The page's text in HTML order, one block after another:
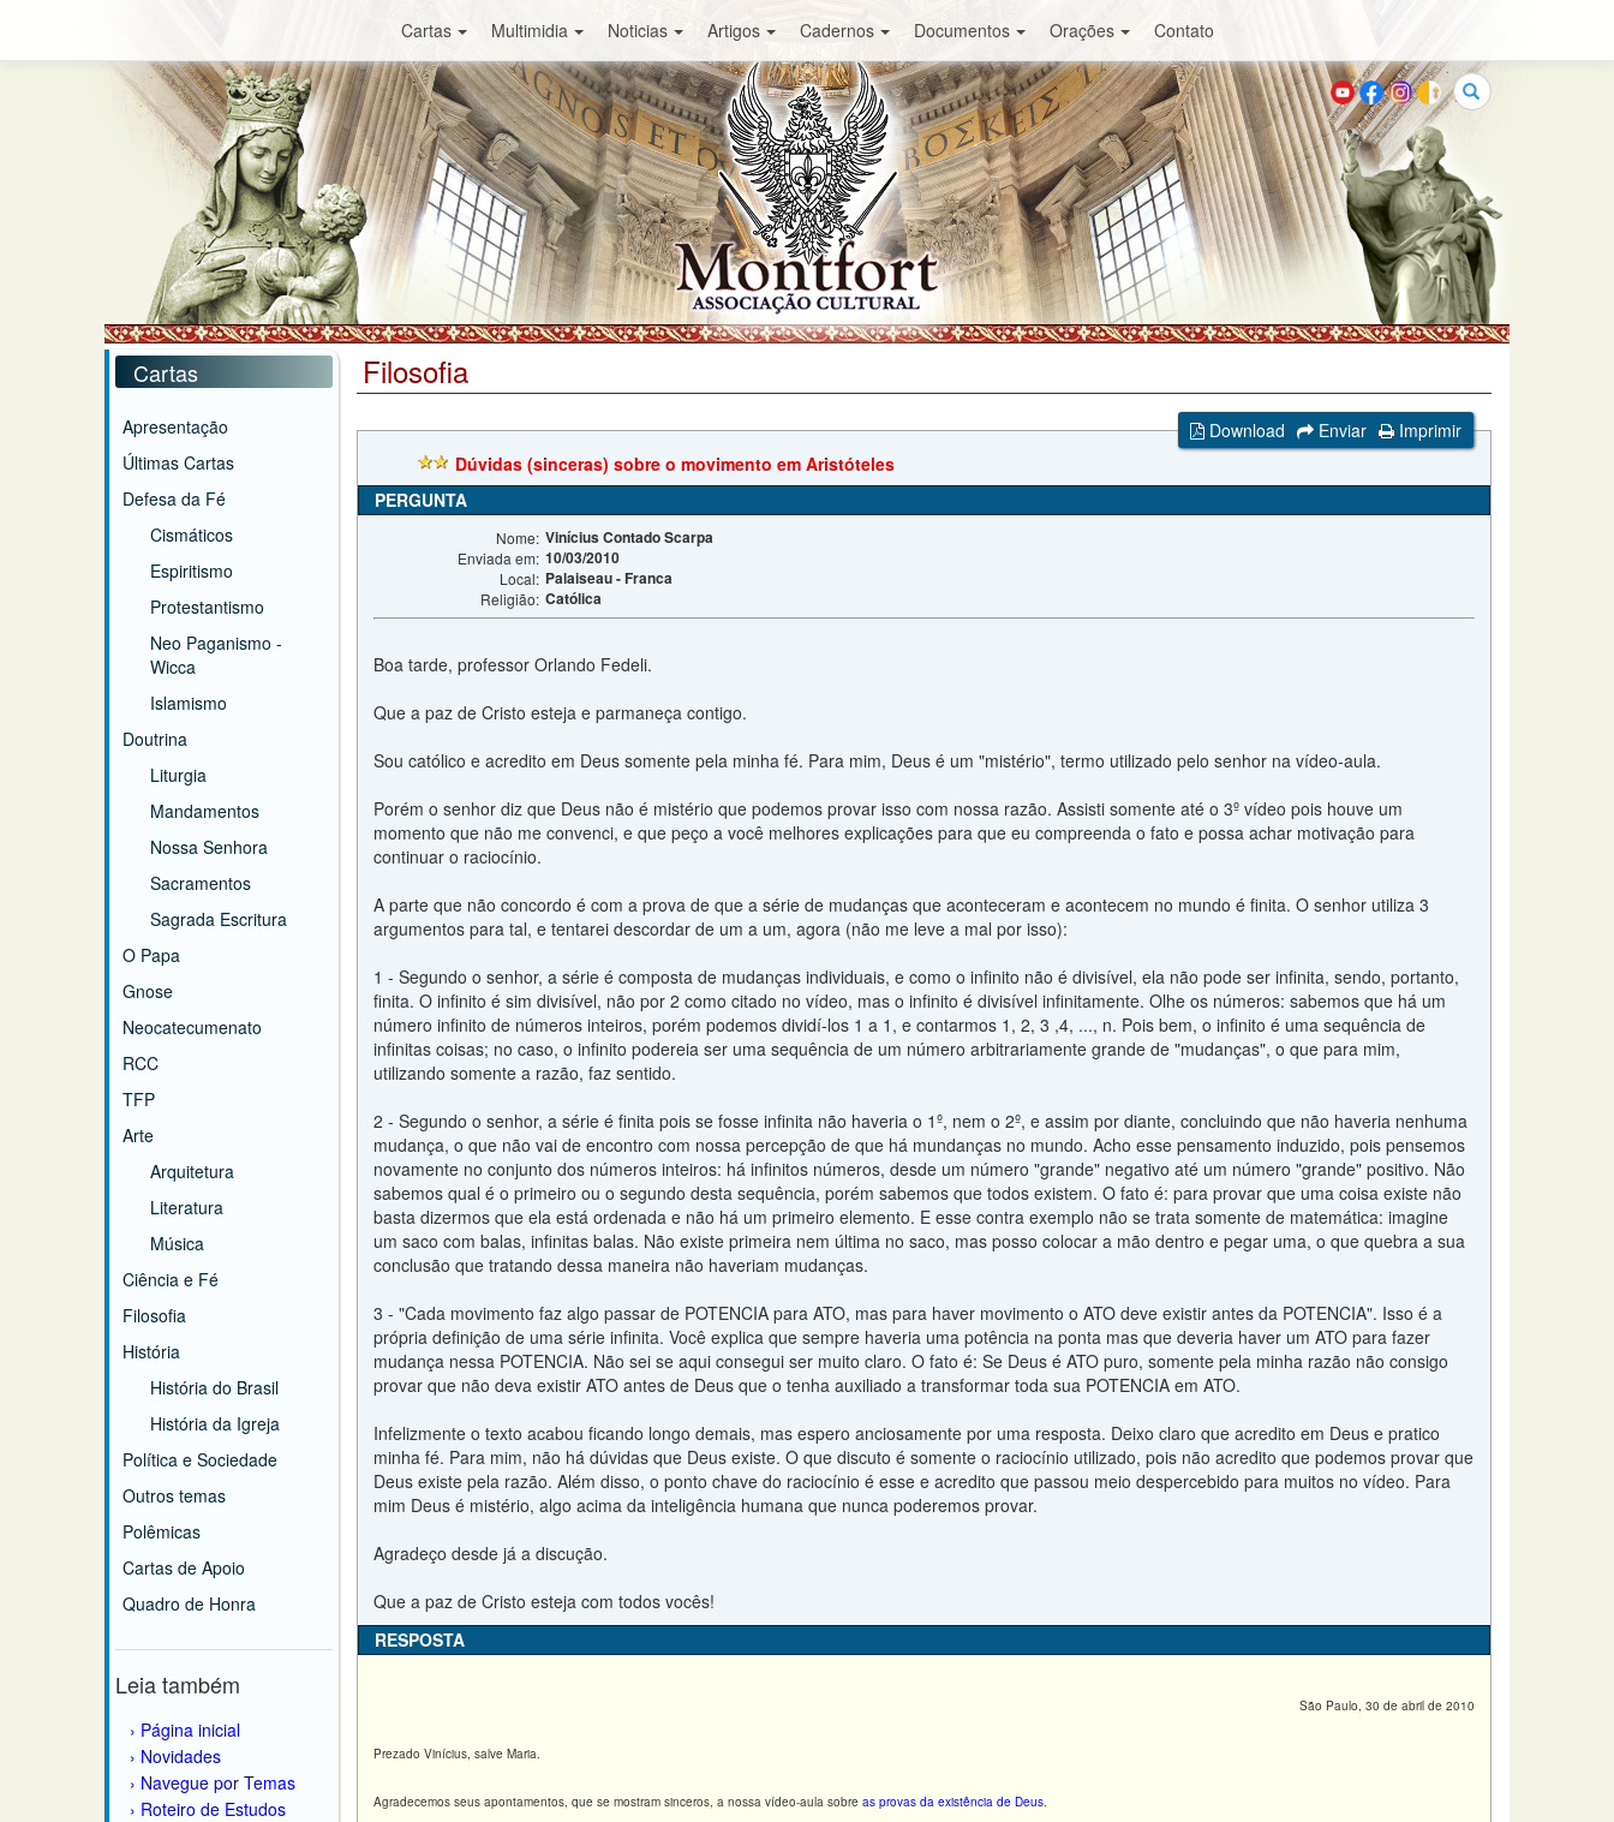
Cartas Multimidia Noticias Artigos Cadernos Documentos Orações Contato
Buscar
Cartas
Apresentação
Últimas Cartas
Defesa da Fé
Cismáticos
Espiritismo
Protestantismo
Neo Paganismo -
Wicca
Islamismo
Doutrina
Liturgia
Mandamentos
Nossa Senhora
Sacramentos
Sagrada Escritura
O Papa
Gnose
Neocatecumenato
RCC
TFP
Arte
Arquitetura
Literatura
Música
Ciência e Fé
Filosofia
História
História do Brasil
História da Igreja
Política e Sociedade
Outros temas
Polêmicas
Cartas de Apoio
Quadro de Honra
Leia também
Página inicial
Novidades
Navegue por Temas
Roteiro de Estudos
Filosofia
Download Enviar
Imprimir
Dúvidas (sinceras) sobre o movimento em Aristóteles
PERGUNTA
Nome: Vinícius Contado Scarpa
Enviada em: 10/03/2010
Local: Palaiseau - Franca
Religião: Católica
Boa tarde, professor Orlando Fedeli.
Que a paz de Cristo esteja e parmaneça contigo.
Sou católico e acredito em Deus somente pela minha fé. Para mim, Deus é um "mistério", termo utilizado pelo senhor na vídeo-aula.
Porém o senhor diz que Deus não é mistério que podemos provar isso com nossa razão. Assisti somente até o 3º vídeo pois houve um
momento que não me convenci, e que peço a você melhores explicações para que eu compreenda o fato e possa achar motivação para
continuar o raciocínio.
A parte que não concordo é com a prova de que a série de mudanças que aconteceram e acontecem no mundo é finita. O senhor utiliza 3
argumentos para tal, e tentarei descordar de um a um, agora (não me leve a mal por isso):
1 - Segundo o senhor, a série é composta de mudanças individuais, e como o infinito não é divisível, ela não pode ser infinita, sendo, portanto,
finita. O infinito é sim divisível, não por 2 como citado no vídeo, mas o infinito é divisível infinitamente. Olhe os números: sabemos que há um
número infinito de números inteiros, porém podemos dividí-los 1 a 1, e contarmos 1, 2, 3 ,4, ..., n. Pois bem, o infinito é uma sequência de
infinitas coisas; no caso, o infinito podereia ser uma sequência de um número arbitrariamente grande de "mudanças", o que para mim,
utilizando somente a razão, faz sentido.
2 - Segundo o senhor, a série é finita pois se fosse infinita não haveria o 1º, nem o 2º, e assim por diante, concluindo que não haveria nenhuma
mudança, o que não vai de encontro com nossa percepção de que há mundanças no mundo. Acho esse pensamento induzido, pois pensemos
novamente no conjunto dos números inteiros: há infinitos números, desde um número "grande" negativo até um número "grande" positivo. Não
sabemos qual é o primeiro ou o segundo desta sequência, porém sabemos que todos existem. O fato é: para provar que uma coisa existe não
basta dizermos que ela está ordenada e não há um primeiro elemento. E esse contra exemplo não se trata somente de matemática: imagine
um saco com balas, infinitas balas. Não existe primeira nem última no saco, mas posso colocar a mão dentro e pegar uma, o que quebra a sua
conclusão que tratando dessa maneira não haveriam mudanças.
3 - "Cada movimento faz algo passar de POTENCIA para ATO, mas para haver movimento o ATO deve existir antes da POTENCIA". Isso é a
própria definição de uma série infinita. Você explica que sempre haveria uma potência na ponta mas que deveria haver um ATO para fazer
mudança nessa POTENCIA. Não sei se aqui consegui ser muito claro. O fato é: Se Deus é ATO puro, somente pela minha razão não consigo
provar que não deva existir ATO antes de Deus que o tenha auxiliado a transformar toda sua POTENCIA em ATO.
Infelizmente o texto acabou ficando longo demais, mas espero anciosamente por uma resposta. Deixo claro que acredito em Deus e pratico
minha fé. Para mim, não há dúvidas que Deus existe. O que discuto é somente o raciocínio utilizado, pois não acredito que podemos provar que
Deus existe pela razão. Além disso, o ponto chave do raciocínio é esse e acredito que passou meio despercebido para muitos no vídeo. Para
mim Deus é mistério, algo acima da inteligência humana que nunca poderemos provar.
Agradeço desde já a discução.
Que a paz de Cristo esteja com todos vocês!
RESPOSTA
São Paulo, 30 de abril de 2010
Prezado Vinícius, salve Maria.
Agradecemos seus apontamentos, que se mostram sinceros, a nossa vídeo-aula sobre as provas da existência de Deus.